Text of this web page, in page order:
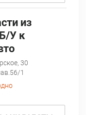
из
У к
30
1